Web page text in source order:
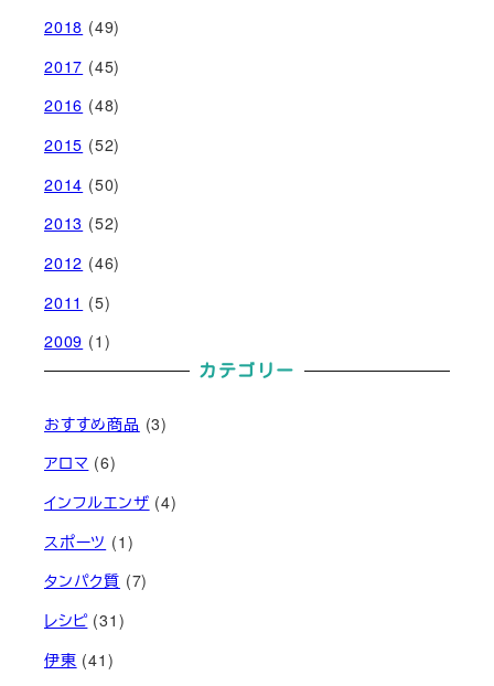
2018 (49)
2017 (45)
2016 (48)
2015 (52)
2014 (50)
2013 (52)
2012 (46)
2011 (5)
2009 (1)
カテゴリー
おすすめ商品 (3)
アロマ (6)
インフルエンザ (4)
スポーツ (1)
タンパク質 (7)
レシピ(31)
伊東 (41)